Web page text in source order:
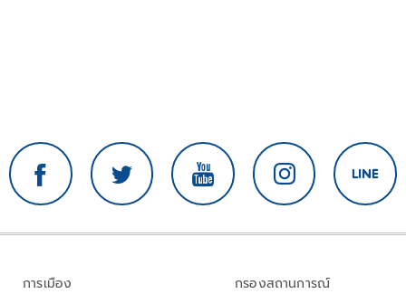
การเมือง
กรองสถานการณ์